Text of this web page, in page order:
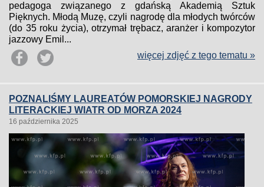
pedagoga związanego z gdańską Akademią Sztuk
Pięknych. Młodą Muzę, czyli nagrodę dla młodych twórców
(do 35 roku życia), otrzymał trębacz, aranżer i kompozytor
jazzowy Emil...
więcej zdjęć z tego tematu »
POZNALIŚMY LAUREATÓW POMORSKIEJ NAGRODY
LITERACKIEJ WIATR OD MORZA 2024
16 października 2025